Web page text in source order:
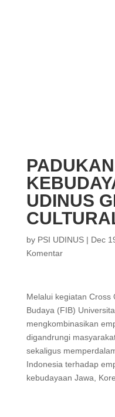
UDINUS
by PSI UDINUS| Dec
Komentar
Melalui kegiatan Cross
Budaya (FIB)
mengkombinasikan
digandrungi
sekaligus
Indonesia terhadap
kebudayaan Jawa,